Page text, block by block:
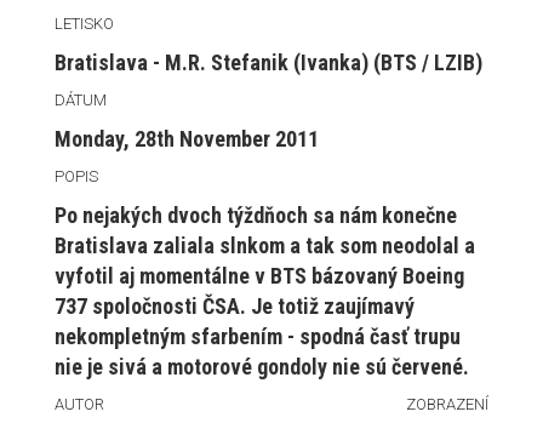
LETISKO
Bratislava - M.R. Stefanik (Ivanka) (BTS / LZIB)
DÁTUM
Monday, 28th November 2011
POPIS
Po nejakých dvoch týždňoch sa nám konečne
Bratislava zaliala slnkom a tak som neodolal a
vyfotil aj momentálne v BTS bázovaný Boeing
737 spoločnosti ČSA. Je totiž zaujímavý
nekompletným sfarbením - spodná časť trupu
nie je sivá a motorové gondoly nie sú červené.
AUTOR ZOBRAZENÍ